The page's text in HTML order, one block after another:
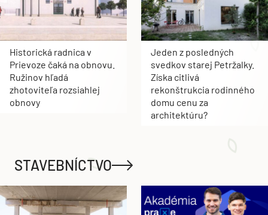
Historická radnica v
Prievoze čaká na obnovu.
Ružinov hľadá
zhotoviteľa rozsiahlej
obnovy
Jeden z posledných
svedkov starej Petržalky.
Získa citlivá
rekonštrukcia rodinného
domu cenu za
architektúru?
STAVEBNÍCTVO